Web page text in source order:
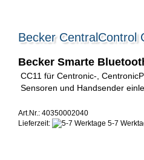
Becker CentralControl
Becker Smarte
CC11 für Centronic-,
Sensoren und Handsender
Art.Nr.: 40350002040
Lieferzeit:
5-7